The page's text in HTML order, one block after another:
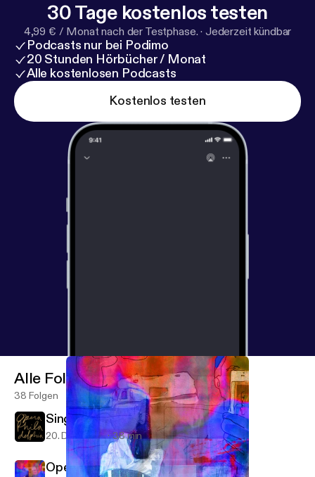
30 Tage kostenlos testen
4,99 € / Monat nach der Testphase. · Jederzeit kündbar
Podcasts nur bei Podimo
20 Stunden Hörbücher / Monat
Alle kostenlosen Podcasts
Kostenlos testen
Alle Folgen
38 Folgen
Singers with Range
20. Dez. 2019 38 min
Opera for the 21st Century